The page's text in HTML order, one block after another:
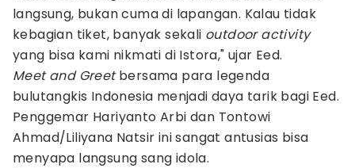
langsung, bukan cuma di lapangan. Kalau tidak
kebagian tiket, banyak sekali outdoor activity
yang bisa kami nikmati di Istora," ujar Eed.
Meet and Greetbersama para legenda
bulutangkis Indonesia menjadi daya tarik bagi Eed.
Penggemar Hariyanto Arbi dan Tontowi
Ahmad/Liliyana Natsir ini sangat antusias bisa
menyapa langsung sang idola.